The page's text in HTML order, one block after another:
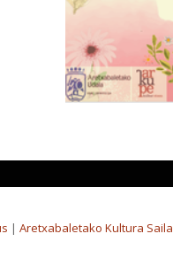
| Aretxabaletako Kultura Saila